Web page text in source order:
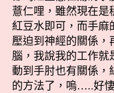
薏仁哩，雖然現在
紅豆水即可，而手
壓迫到神經的關係
腦，我說我的工作
動到手肘也有關係，
的方法了，嗚…..好悽